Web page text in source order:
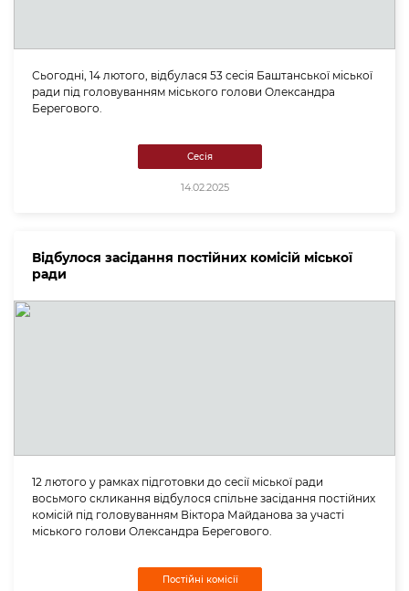
Сьогодні, 14 лютого, відбулася 53 сесія Баштанської міської
ради під головуванням міського голови Олександра
Берегового.
Сесія
14.02.2025
Відбулося засідання постійних комісій міської
ради
12 лютого у рамках підготовки до сесії міської ради
восьмого скликання відбулося спільне засідання постійних
комісій під головуванням Віктора Майданова за участі
міського голови Олександра Берегового.
Постійні комісії